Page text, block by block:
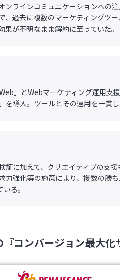
ンラインコミュニケーションへの
、過去に複数のマーケティングツ
果が不明なまま解約に至っていた。
」とWebマーケティング運用支
を導入。ツールとその運用を一貫
証に加えて、クリエイティブの支
力強化等の施策により、複数の勝
る。
コンバージョン最大